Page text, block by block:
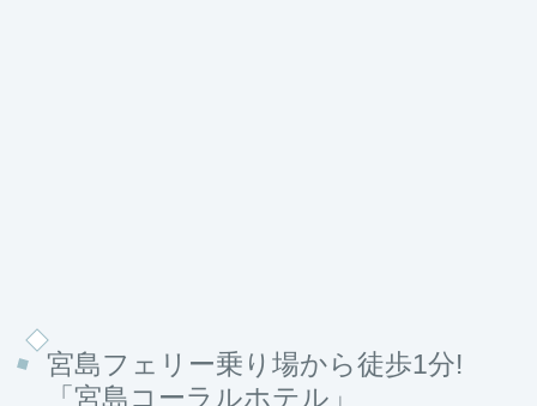
宮島フェリー乗り場から徒歩1分!
「宮島コーラルホテル」